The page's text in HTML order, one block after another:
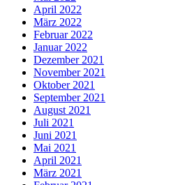
April 2022
März 2022
Februar 2022
Januar 2022
Dezember 2021
November 2021
Oktober 2021
September 2021
August 2021
Juli 2021
Juni 2021
Mai 2021
April 2021
März 2021